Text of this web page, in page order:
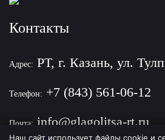
Контакты
Адрес: РТ, г. Казань, ул.
Телефон: +7 (843) 561-06-12
Почта: info@glagolitsa-rt.ru
Наш сайт использует файлы cookie и